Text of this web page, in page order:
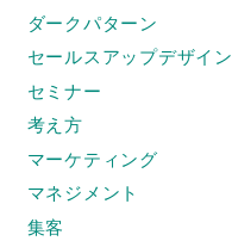
ダークパターン
セールスアップデザイン
セミナー
考え方
マーケティング
マネジメント
集客